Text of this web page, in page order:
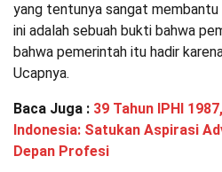
yang tentunya sangat membantu
ini adalah sebuah bukti bahwa
bahwa pemerintah itu hadir
Ucapnya.
Baca Juga : 39 Tahun IPHI
Indonesia: Satukan Aspirasi
Depan Profesi